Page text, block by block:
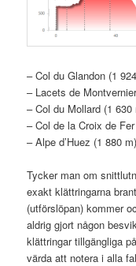
– Col du Glandon (1
– Lacets de
– Col du Mollard (1 630
– Col de la Croix de
– Alpe d’Huez (1 880 m)
Tycker man om
exakt klättringarna
(utförslöpan) kommer
aldrig gjort någon
klättringar tillgängliga
värda att notera i alla